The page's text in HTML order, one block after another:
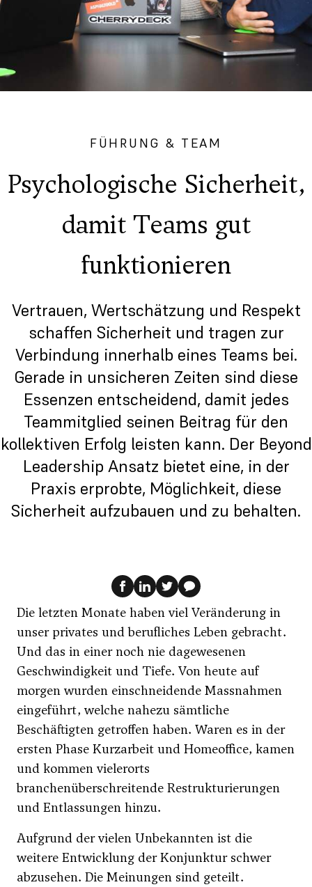
FÜHRUNG & TEAM
Psychologische Sicherheit,
damit Teams gut
funktionieren
Vertrauen, Wertschätzung und Respekt
schaffen Sicherheit und tragen zur
Verbindung innerhalb eines Teams bei.
Gerade in unsicheren Zeiten sind diese
Essenzen entscheidend, damit jedes
Teammitglied seinen Beitrag für den
kollektiven Erfolg leisten kann. Der Beyond
Leadership Ansatz bietet eine, in der
Praxis erprobte, Möglichkeit, diese
Sicherheit aufzubauen und zu behalten.
Die letzten Monate haben viel Veränderung in
unser privates und berufliches Leben gebracht.
Und das in einer noch nie dagewesenen
Geschwindigkeit und Tiefe. Von heute auf
morgen wurden einschneidende Massnahmen
eingeführt, welche nahezu sämtliche
Beschäftigten getroffen haben. Waren es in der
ersten Phase Kurzarbeit und Homeoffice, kamen
und kommen vielerorts
branchenüberschreitende Restrukturierungen
und Entlassungen hinzu.
Aufgrund der vielen Unbekannten ist die
weitere Entwicklung der Konjunktur schwer
abzusehen. Die Meinungen sind geteilt.